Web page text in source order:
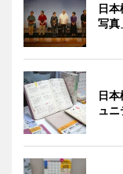
日
写
日
ュ